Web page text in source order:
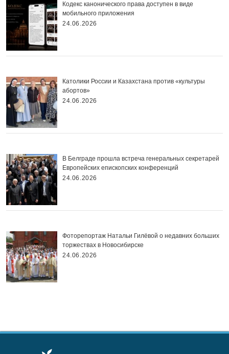
Кодекс канонического права доступен в виде
мобильного приложения
24.06.2026
Католики России и Казахстана против «культуры
абортов»
24.06.2026
В Белграде прошла встреча генеральных секретарей
Европейских епископских конференций
24.06.2026
Фоторепортаж Натальи Гилёвой о недавних больших
торжествах в Новосибирске
24.06.2026